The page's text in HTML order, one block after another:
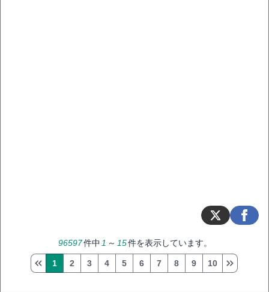
96597件中 1 ～ 15件を表示しています。
1 2 3 4 5 6 7 8 9 10